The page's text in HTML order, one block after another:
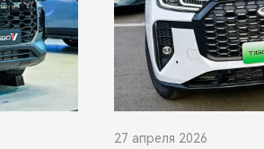
27 апреля 2026